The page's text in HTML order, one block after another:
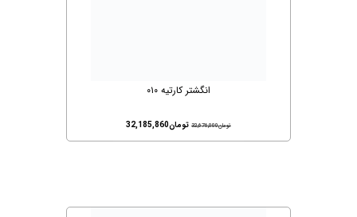
انگشتر کارتیه ۰۱۰
تومان32,676,000 تومان32,185,860